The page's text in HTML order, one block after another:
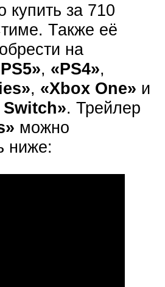
купить за 710
Также её
на
, «PS4»,
, «Xbox One» и
. Трейлер
можно
ниже: